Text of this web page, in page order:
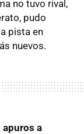
no tuvo rival,
pudo
pista en
nuevos.
apuros a